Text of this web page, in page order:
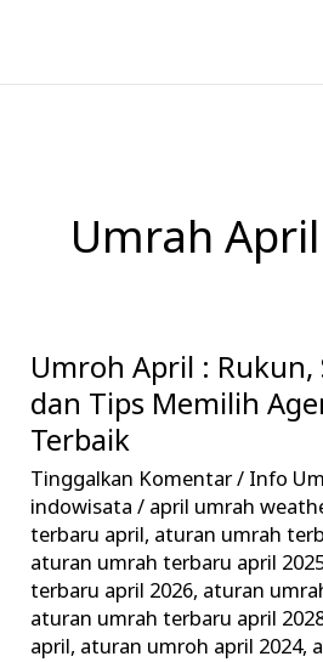
konten
Umrah
Umroh April : Rukun,
dan Tips Memilih
Terbaik
Tinggalkan Komentar/ Info
indowisata/ april umrah
terbaru april, aturan umrah
aturan umrah terbaru april
terbaru april 2026, aturan
aturan umrah terbaru april
april, aturan umroh april 2024,
Umroh
April
:
Rukun,
Syarat,
Wajib
dan
Tips
Memilih